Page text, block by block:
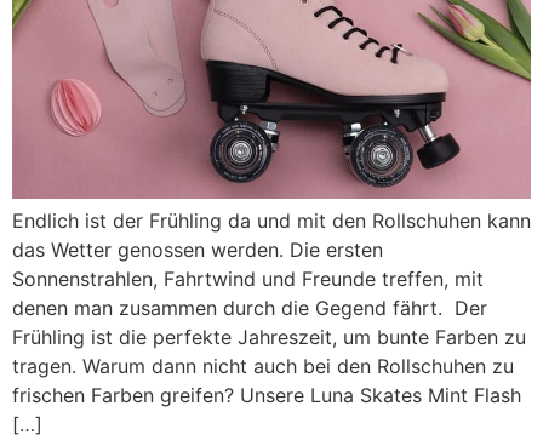
Endlich ist der Frühling da und mit den Rollschuhen kann
das Wetter genossen werden. Die ersten
Sonnenstrahlen, Fahrtwind und Freunde treffen, mit
denen man zusammen durch die Gegend fährt. Der
Frühling ist die perfekte Jahreszeit, um bunte Farben zu
tragen. Warum dann nicht auch bei den Rollschuhen zu
frischen Farben greifen? Unsere Luna Skates Mint Flash
[…]